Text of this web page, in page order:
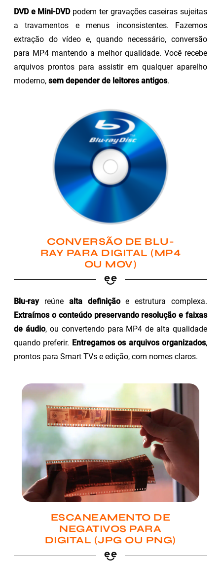
DVD e Mini-DVDpodem ter gravações caseiras sujeitas
a travamentos e menus inconsistentes. Fazemos
extração do vídeo e, quando necessário, conversão
para MP4 mantendo a melhor qualidade. Você recebe
arquivos prontos para assistir em qualquer aparelho
moderno, sem depender de leitores antigos.
CONVERSÃO DE BLU-
RAY PARA DIGITAL (MP4
OU MOV)
Blu-rayreúne alta definiçãoe estrutura complexa.
Extraímos o conteúdo preservando resolução e faixas
de áudio, ou convertendo para MP4 de alta qualidade
quando preferir. Entregamos os arquivos organizados,
prontos para Smart TVs e edição, com nomes claros.
ESCANEAMENTO DE
NEGATIVOS PARA
DIGITAL (JPG OU PNG)